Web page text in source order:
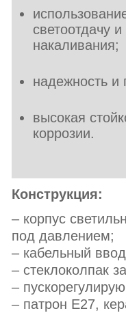
светоотдачу
накаливания;
надежность и
высокая
коррозии.
Конструкция:
– корпус
под давлением;
– кабельный
– стеклоколпак
–
– патрон E27,